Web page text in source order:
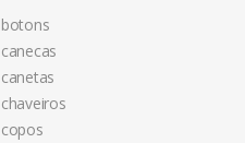
botons
canecas
canetas
chaveiros
copos